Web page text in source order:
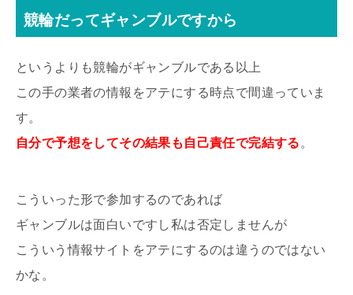
競輪だってギャンブルですから
というよりも競輪がギャンブルである以上
この手の業者の情報をアテにする時点で間違っていま
す。
自分で予想をしてその結果も自己責任で完結する 。
こういった形で参加するのであれば
ギャンブルは面白いですし私は否定しませんが
こういう情報サイトをアテにするのは違うのではない
かな。